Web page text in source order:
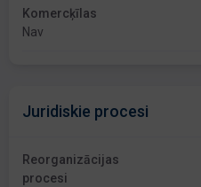
Komercķīlas
Nav
Juridiskie procesi
Reorganizācijas
procesi